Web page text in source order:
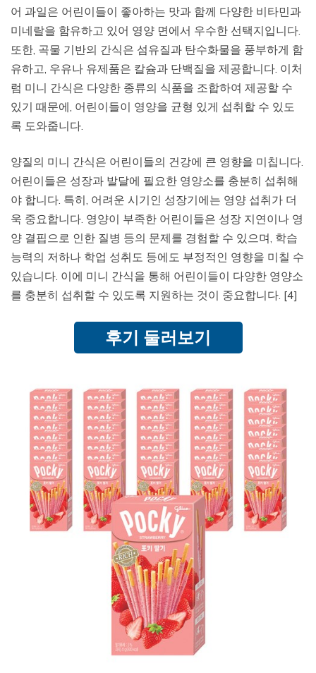
어 과일은 어린이들이 좋아하는 맛과 함께 다양한 비타민과
미네랄을 함유하고 있어 영양 면에서 우수한 선택지입니다.
또한, 곡물 기반의 간식은 섬유질과 탄수화물을 풍부하게 함
유하고, 우유나 유제품은 칼슘과 단백질을 제공합니다. 이처
럼 미니 간식은 다양한 종류의 식품을 조합하여 제공할 수
있기 때문에, 어린이들이 영양을 균형 있게 섭취할 수 있도
록 도와줍니다.
양질의 미니 간식은 어린이들의 건강에 큰 영향을 미칩니다.
어린이들은 성장과 발달에 필요한 영양소를 충분히 섭취해
야 합니다. 특히, 어려운 시기인 성장기에는 영양 섭취가 더
욱 중요합니다. 영양이 부족한 어린이들은 성장 지연이나 영
양 결핍으로 인한 질병 등의 문제를 경험할 수 있으며, 학습
능력의 저하나 학업 성취도 등에도 부정적인 영향을 미칠 수
있습니다. 이에 미니 간식을 통해 어린이들이 다양한 영양소
를 충분히 섭취할 수 있도록 지원하는 것이 중요합니다. [4]
후기 둘러보기